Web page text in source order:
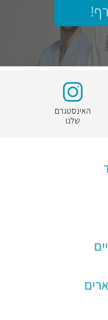
האינסטגרם
שלנו